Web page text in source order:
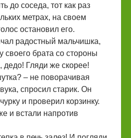
до соседа, тот как раз
метрах, на своем
остановил его.
радостный мальчишка,
своего брата со стороны
дедо! Гляди же скорее!
– не поворачивая
спросил старик. Он
и проверил корзинку.
и встали напротив